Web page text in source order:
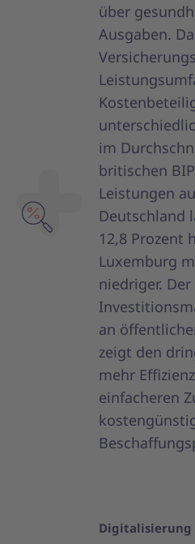
über
Ausgaben.
im
britischen
Leistungen
Deutschland
12,8 Prozent
Luxemburg
niedriger.
an
zeigt den
mehr
einfacheren
Digitalisierung